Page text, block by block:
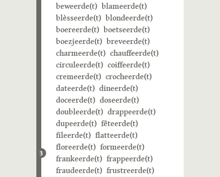
3
beweerde(t) blameerde(t)
blèsseerde(t) blondeerde(t)
boereerde(t) boetseerde(t)
boezjeerde(t) breveerde(t)
charmeerde(t) chauffeerde(t)
circuleerde(t) coiffeerde(t)
cremeerde(t) crocheerde(t)
dateerde(t) dineerde(t)
doceerde(t) doseerde(t)
doubleerde(t) drappeerde(t)
dupeerde(t) fêteerde(t)
fileerde(t) flatteerde(t)
floreerde(t) formeerde(t)
frankeerde(t) frappeerde(t)
fraudeerde(t) frustreerde(t)